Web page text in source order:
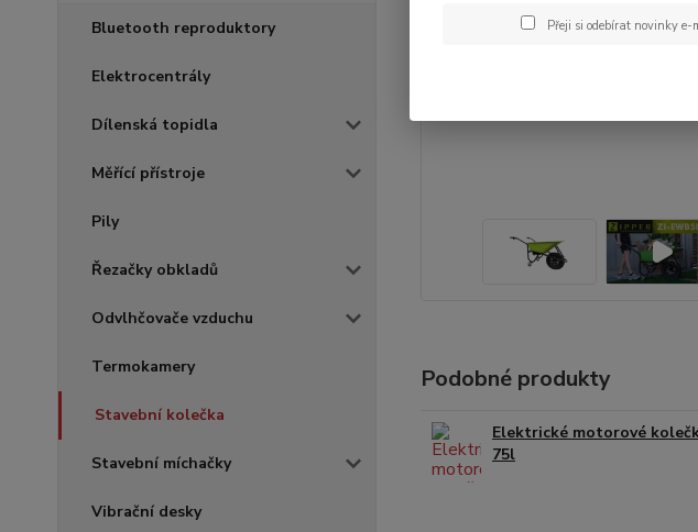
Bluetooth reproduktory
Elektrocentrály
Dílenská topidla
Měřící přístroje
Pily
Řezačky obkladů
Odvlhčovače vzduchu
Termokamery
Stavební kolečka
Stavební míchačky
Vibrační desky
Podobné produkty
Elektrické motorové
75l
Přeji si odebírat novinky e-